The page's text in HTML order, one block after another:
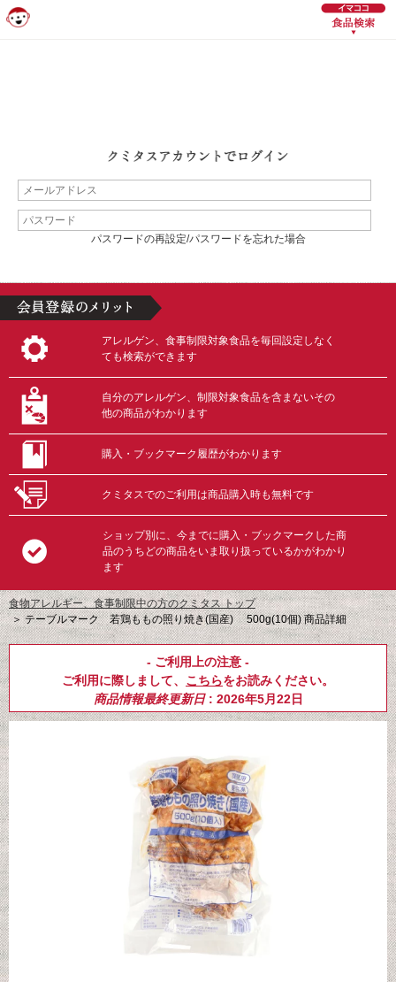
パスワードの再設定/パスワードを忘れた場合
アレルゲン、食事制限対象食品を毎回設定しなく
ても検索ができます
自分のアレルゲン、制限対象食品を含まないその
他の商品がわかります
購入・ブックマーク履歴がわかります
クミタスでのご利用は商品購入時も無料です
ショップ別に、今までに購入・ブックマークした商
品のうちどの商品をいま取り扱っているかがわかり
ます
食物アレルギー、食事制限中の方のクミタス トップ
＞テーブルマーク 若鶏ももの照り焼き(国産) 500g(10個) 商品詳細
- ご利用上の注意 -
ご利用に際しまして、 こちらをお読みください。
商品情報最終更新日: 2026年5月22日